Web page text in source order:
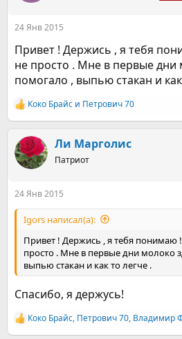
24 Янв 2015
Привет ! Держись , я тебя
не просто . Мне в первые дни
помогало , выпью стакан и
Р
е
к
ц
и
Коко Брайс и Петрович 70
Ли Марголис
Патриот
24 Янв 2015
Igors написал(а):
Привет ! Держись , я тебя понимаю
просто . Мне в первые дни молоко
выпью стакан и как то легче .
Спасибо, я держусь!
Р
е
Коко Брайс, Петрович 70, Владимир